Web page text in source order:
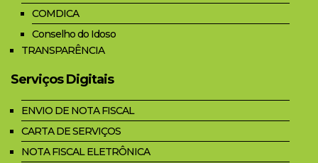
COMDICA
Conselho do Idoso
TRANSPARÊNCIA
Serviços Digitais
ENVIO DE NOTA FISCAL
CARTA DE SERVIÇOS
NOTA FISCAL ELETRÔNICA